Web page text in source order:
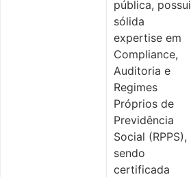
pública, possui
sólida
expertise em
Compliance,
Auditoria e
Regimes
Próprios de
Previdência
Social (RPPS),
sendo
certificada